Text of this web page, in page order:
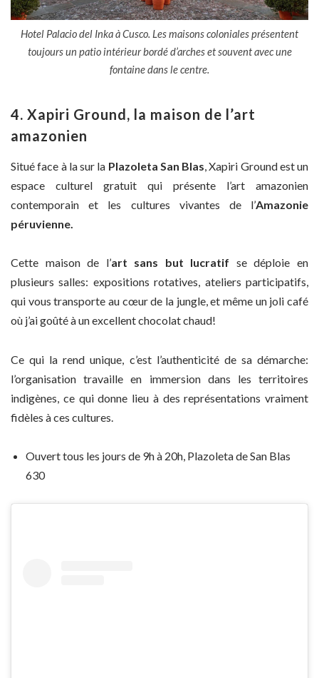
Hotel Palacio del Inka à Cusco. Les maisons coloniales présentent
toujours un patio intérieur bordé d’arches et souvent avec une
fontaine dans le centre.
4. Xapiri Ground, la maison de l’art
amazonien
Situé face à la sur la Plazoleta San Blas , Xapiri Ground est un
espace culturel gratuit qui présente l’art amazonien
contemporain et les cultures vivantes de l’Amazonie
péruvienne.
Cette maison de l’art sans but lucratif se déploie en
plusieurs salles: expositions rotatives, ateliers participatifs,
qui vous transporte au cœur de la jungle, et même un joli café
où j’ai goûté à un excellent chocolat chaud!
Ce qui la rend unique, c’est l’authenticité de sa démarche:
l’organisation travaille en immersion dans les territoires
indigènes, ce qui donne lieu à des représentations vraiment
fidèles à ces cultures.
Ouvert tous les jours de 9h à 20h, Plazoleta de San Blas
630